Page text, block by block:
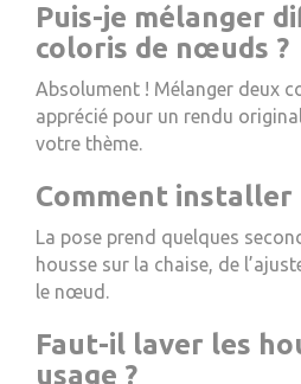
Puis-je mélanger
coloris de nœuds ?
Absolument ! Mélanger deux
apprécié pour un rendu
votre thème.
Comment installer
La pose prend quelques
housse sur la chaise, de
le nœud.
Faut-il laver les
usage ?